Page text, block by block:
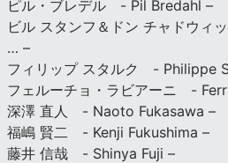
ピル・ブレデル - Pil Bredahl –
ビル スタンフ＆ドン チャドウ
… –
フィリップ スタルク - Philippe
フェルーチョ・ラビアーニ -
深澤 直人 - Naoto Fukasawa –
福嶋 賢二 - Kenji Fukushima –
藤井 信哉 - Shinya Fuji –